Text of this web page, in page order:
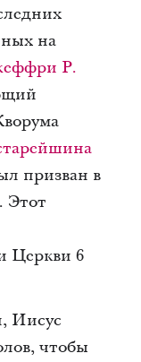
на
Р.
призван в
Этот
Церкви 6
Иисус
чтобы